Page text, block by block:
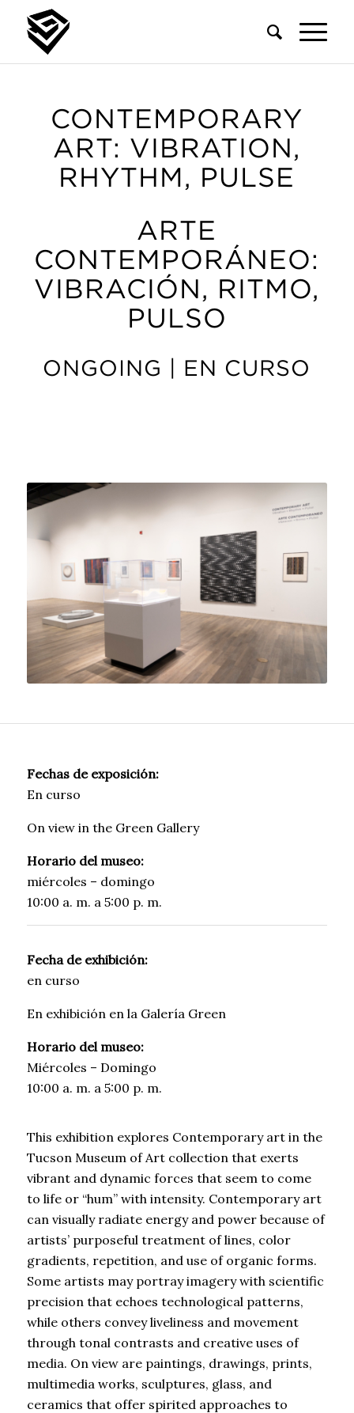
CONTEMPORARY
ART: VIBRATION,
RHYTHM, PULSE
ARTE
CONTEMPORÁNEO:
VIBRACIÓN, RITMO,
PULSO
ONGOING | EN CURSO
Fechas de exposición:
En curso
On view in the Green Gallery
Horario del museo:
miércoles – domingo
10:00 a. m. a 5:00 p. m.
Fecha de exhibición:
en curso
En exhibición en la Galería Green
Horario del museo:
Miércoles – Domingo
10:00 a. m. a 5:00 p. m.
This exhibition explores Contemporary art in the
Tucson Museum of Art collection that exerts
vibrant and dynamic forces that seem to come
to life or “hum” with intensity. Contemporary art
can visually radiate energy and power because of
artists’ purposeful treatment of lines, color
gradients, repetition, and use of organic forms.
Some artists may portray imagery with scientific
precision that echoes technological patterns,
while others convey liveliness and movement
through tonal contrasts and creative uses of
media. On view are paintings, drawings, prints,
multimedia works, sculptures, glass, and
ceramics that offer spirited approaches to